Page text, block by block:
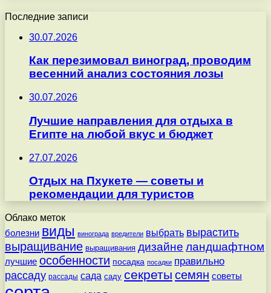
Последние записи
30.07.2026
Как перезимовал виноград, проводим
весенний анализ состояния лозы
30.07.2026
Лучшие направления для отдыха в
Египте на любой вкус и бюджет
27.07.2026
Отдых на Пхукете — советы и
рекомендации для туристов
Облако меток
болезни виды винограда вредители выбрать вырастить
выращивание выращивания дизайне ландшафтном
лучшие особенности посадка посадки правильно
рассаду рассады сада саду секреты семян советы